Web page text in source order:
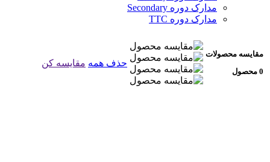
مدارک دوره Secondary
مدارک دوره TTC
مقایسه محصولات
0 محصول
حذف همه مقایسه کن